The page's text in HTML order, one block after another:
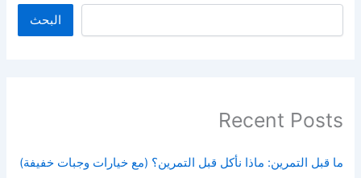
البحث
Recent Posts
ما قبل التمرين: ماذا نأكل قبل التمرين؟ (مع خيارات وجبات خفيفة)